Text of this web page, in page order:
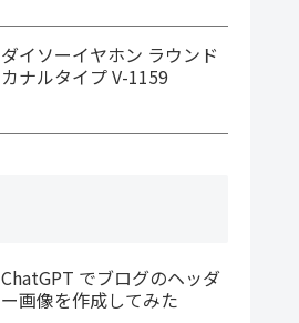
ダイソーイヤホン ラウンド
カナルタイプ V-1159
ChatGPT でブログのヘッダ
ー画像を作成してみた